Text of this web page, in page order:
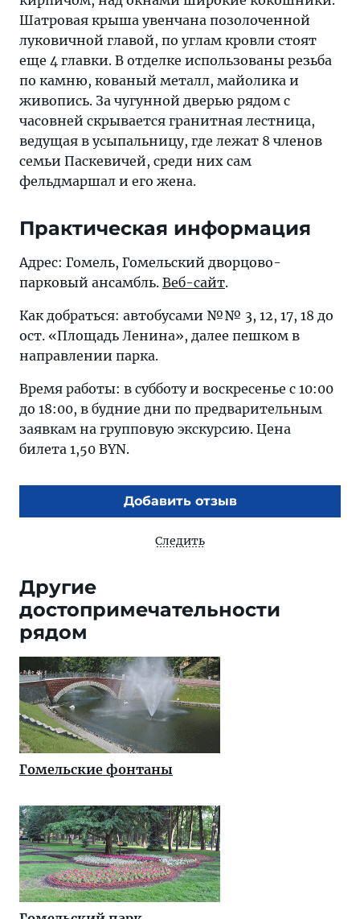
Шатровая крыша увенчана позолоченной
луковичной главой, по углам кровли стоят
еще 4 главки. В отделке использованы резьба
по камню, кованый металл, майолика и
живопись. За чугунной дверью рядом с
часовней скрывается гранитная лестница,
ведущая в усыпальницу, где лежат 8 членов
семьи Паскевичей, среди них сам
фельдмаршал и его жена.
Практическая информация
Адрес: Гомель, Гомельский дворцово-
парковый ансамбль. Веб-сайт.
Как добраться: автобусами №№ 3, 12, 17, 18 до
ост. «Площадь Ленина», далее пешком в
направлении парка.
Время работы: в субботу и воскресенье с 10:00
до 18:00, в будние дни по предварительным
заявкам на групповую экскурсию. Цена
билета 1,50 BYN.
Добавить отзыв
Следить
Другие
достопримечательности
рядом
Гомельские фонтаны